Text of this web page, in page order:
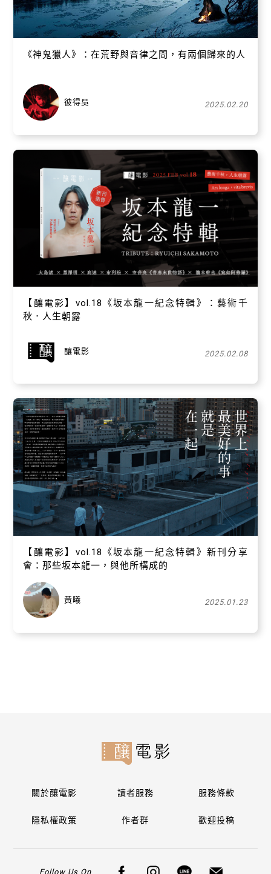
《神鬼獵人》：在荒野與音律之間，有兩個歸來的人
彼得吳 2025.02.20
【釀電影】vol.18《坂本龍一紀念特輯》：藝術千
秋．人生朝露
釀電影 2025.02.08
【釀電影】vol.18《坂本龍一紀念特輯》新刊分享
會：那些坂本龍一，與他所構成的
黃曦 2025.01.23
關於釀電影 讀者服務 服務條款
隱私權政策 作者群 歡迎投稿
Follow Us On